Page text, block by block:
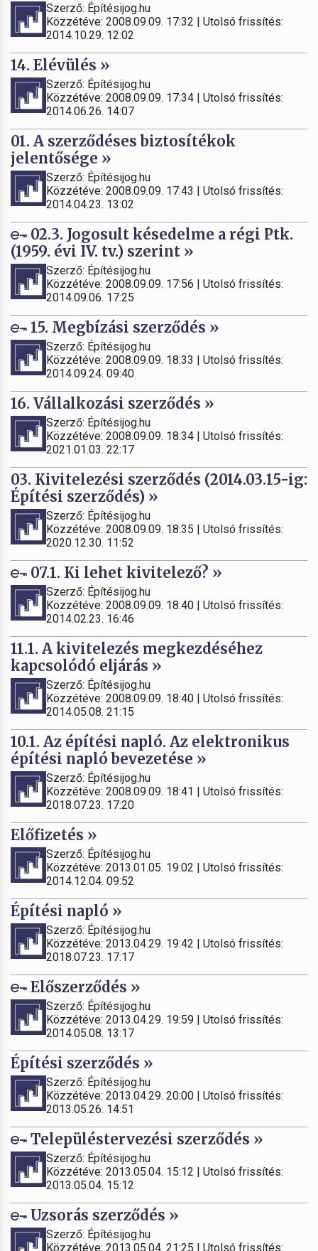
Szerző: Építésijog.hu
Közzétéve: 2008.09.09. 17:32 | Utolsó frissítés:
2014.10.29. 12:02
14. Elévülés »
Szerző: Építésijog.hu
Közzétéve: 2008.09.09. 17:34 | Utolsó frissítés:
2014.06.26. 14:07
01. A szerződéses biztosítékok
jelentősége »
Szerző: Építésijog.hu
Közzétéve: 2008.09.09. 17:43 | Utolsó frissítés:
2014.04.23. 13:02
02.3. Jogosult késedelme a régi Ptk.
(1959. évi IV. tv.) szerint »
Szerző: Építésijog.hu
Közzétéve: 2008.09.09. 17:56 | Utolsó frissítés:
2014.09.06. 17:25
15. Megbízási szerződés »
Szerző: Építésijog.hu
Közzétéve: 2008.09.09. 18:33 | Utolsó frissítés:
2014.09.24. 09:40
16. Vállalkozási szerződés »
Szerző: Építésijog.hu
Közzétéve: 2008.09.09. 18:34 | Utolsó frissítés:
2021.01.03. 22:17
03. Kivitelezési szerződés (2014.03.15-ig:
Építési szerződés) »
Szerző: Építésijog.hu
Közzétéve: 2008.09.09. 18:35 | Utolsó frissítés:
2020.12.30. 11:52
07.1. Ki lehet kivitelező? »
Szerző: Építésijog.hu
Közzétéve: 2008.09.09. 18:40 | Utolsó frissítés:
2014.02.23. 16:46
11.1. A kivitelezés megkezdéséhez
kapcsolódó eljárás »
Szerző: Építésijog.hu
Közzétéve: 2008.09.09. 18:40 | Utolsó frissítés:
2014.05.08. 21:15
10.1. Az építési napló. Az elektronikus
építési napló bevezetése »
Szerző: Építésijog.hu
Közzétéve: 2008.09.09. 18:41 | Utolsó frissítés:
2018.07.23. 17:20
Előfizetés »
Szerző: Építésijog.hu
Közzétéve: 2013.01.05. 19:02 | Utolsó frissítés:
2014.12.04. 09:52
Építési napló »
Szerző: Építésijog.hu
Közzétéve: 2013.04.29. 19:42 | Utolsó frissítés:
2018.07.23. 17:17
Előszerződés »
Szerző: Építésijog.hu
Közzétéve: 2013.04.29. 19:59 | Utolsó frissítés:
2014.05.08. 13:17
Építési szerződés »
Szerző: Építésijog.hu
Közzétéve: 2013.04.29. 20:00 | Utolsó frissítés:
2013.05.26. 14:51
Településtervezési szerződés »
Szerző: Építésijog.hu
Közzétéve: 2013.05.04. 15:12 | Utolsó frissítés:
2013.05.04. 15:12
Uzsorás szerződés »
Szerző: Építésijog.hu
Közzétéve: 2013.05.04. 21:25 | Utolsó frissítés: